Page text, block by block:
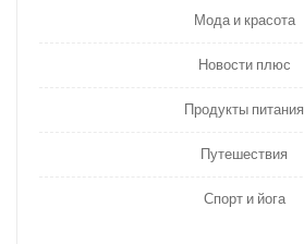
Мода и красота
Новости плюс
Продукты питания
Путешествия
Спорт и йога